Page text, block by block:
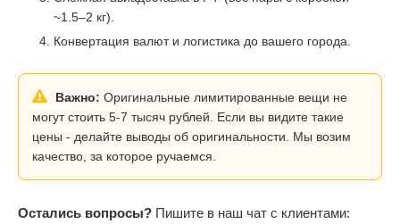
~1.5–2 кг).
Конвертация валют и логистика до вашего города.
Важно: Оригинальные лимитированные вещи не
могут стоить 5-7 тысяч рублей. Если вы видите такие
цены - делайте выводы об оригинальности. Мы возим
качество, за которое ручаемся.
Остались вопросы? Пишите в наш чат с клиентами: